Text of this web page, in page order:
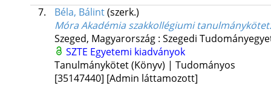
7.
Béla, Bálint(szerk.)
Móra Akadémia szakkollégiumi tanulmánykötet
Szeged, Magyarország : Szegedi
SZTE Egyetemi kiadványok
Tanulmánykötet (Könyv) | Tudományos
[35147440] [Admin láttamozott]